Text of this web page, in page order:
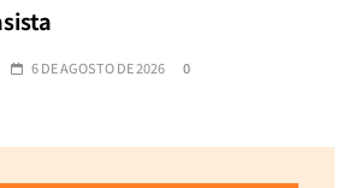
6 DE AGOSTO DE 2026 0